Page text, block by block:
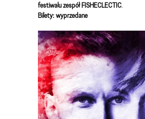
festiwalu zespół FISHECLECTIC.
Bilety: wyprzedane